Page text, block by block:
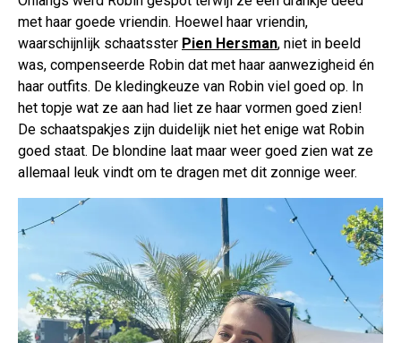
met haar goede vriendin. Hoewel haar vriendin,
waarschijnlijk schaatsster Pien Hersman, niet in beeld
was, compenseerde Robin dat met haar aanwezigheid én
haar outfits. De kledingkeuze van Robin viel goed op. In
het topje wat ze aan had liet ze haar vormen goed zien!
De schaatspakjes zijn duidelijk niet het enige wat Robin
goed staat. De blondine laat maar weer goed zien wat ze
allemaal leuk vindt om te dragen met dit zonnige weer.